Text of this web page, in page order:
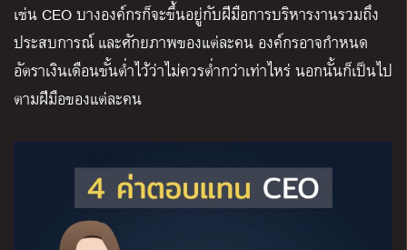
เช่น CEO บางองค์กรก็จะขึ้นอยู่กับฝีมือการบริหารงานรวมถึง
ประสบการณ์ และศักยภาพของแต่ละคน องค์กรอาจกำหนด
อัตราเงินเดือนขั้นต่ำไว้ว่าไม่ควรต่ำกว่าเท่าไหร่ นอกนั้นก็เป็นไป
ตามฝีมือของแต่ละคน